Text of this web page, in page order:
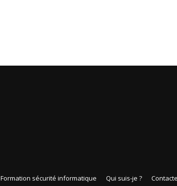
Formation sécurité informatique Qui suis-je ?